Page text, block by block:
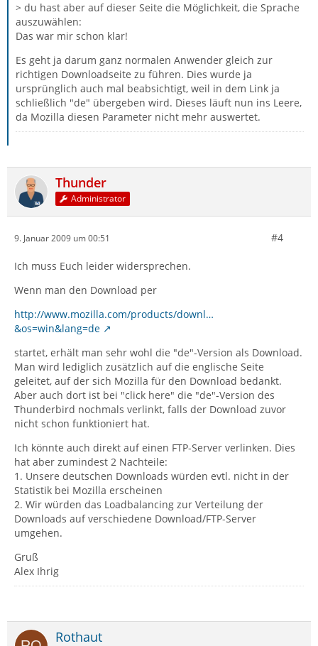
> du hast aber auf dieser Seite die Möglichkeit, die Sprache
auszuwählen:
Das war mir schon klar!
Es geht ja darum ganz normalen Anwender gleich zur
richtigen Downloadseite zu führen. Dies wurde ja
ursprünglich auch mal beabsichtigt, weil in dem Link ja
schließlich "de" übergeben wird. Dieses läuft nun ins Leere,
da Mozilla diesen Parameter nicht mehr auswertet.
Thunder
Administrator
9. Januar 2009 um 00:51 #4
Ich muss Euch leider widersprechen.
Wenn man den Download per
http://www.mozilla.com/products/downl…
&os=win&lang=de
startet, erhält man sehr wohl die "de"-Version als Download.
Man wird lediglich zusätzlich auf die englische Seite
geleitet, auf der sich Mozilla für den Download bedankt.
Aber auch dort ist bei "click here" die "de"-Version des
Thunderbird nochmals verlinkt, falls der Download zuvor
nicht schon funktioniert hat.
Ich könnte auch direkt auf einen FTP-Server verlinken. Dies
hat aber zumindest 2 Nachteile:
1. Unsere deutschen Downloads würden evtl. nicht in der
Statistik bei Mozilla erscheinen
2. Wir würden das Loadbalancing zur Verteilung der
Downloads auf verschiedene Download/FTP-Server
umgehen.
Gruß
Alex Ihrig
Rothaut